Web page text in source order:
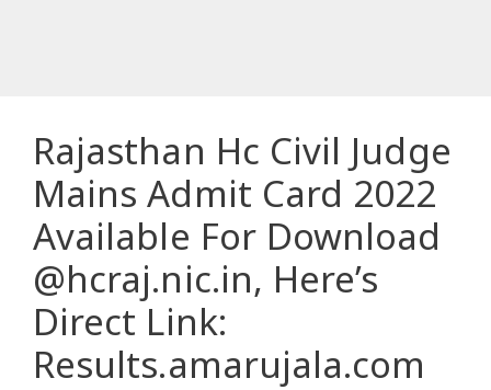
Rajasthan Hc Civil Judge
Mains Admit Card 2022
Available For Download
@hcraj.nic.in, Here’s
Direct Link:
Results.amarujala.com